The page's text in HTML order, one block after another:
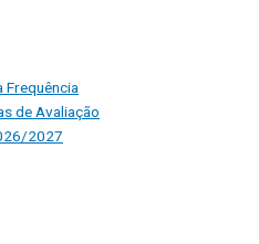
Frequência
de Avaliação
2027